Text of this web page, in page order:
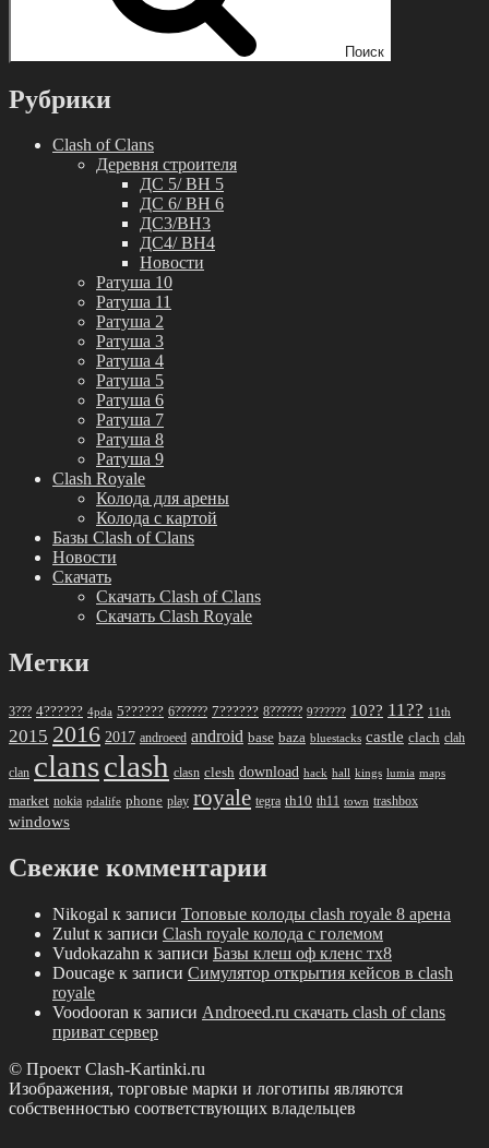
Поиск
Рубрики
Clash of Clans
Деревня строителя
ДС 5/ BH 5
ДС 6/ BH 6
ДС3/BH3
ДС4/ BH4
Новости
Ратуша 10
Ратуша 11
Ратуша 2
Ратуша 3
Ратуша 4
Ратуша 5
Ратуша 6
Ратуша 7
Ратуша 8
Ратуша 9
Clash Royale
Колода для арены
Колода с картой
Базы Clash of Clans
Новости
Скачать
Скачать Clash of Clans
Скачать Clash Royale
Метки
3??? 4?????? 4pda 5?????? 6?????? 7?????? 8?????? 9?????? 10?? 11?? 11th
2015 2016 2017 androeed android base baza bluestacks castle clach clah
clan clansclash clasn clesh download hack hall kings lumia maps
market nokia pdalife phone play royale tegra th10 th11 town trashbox
windows
Свежие комментарии
Nikogal к записи Топовые колоды clash royale 8 арена
Zulut к записи Clash royale колода с големом
Vudokazahn к записи Базы клеш оф кленс тх8
Doucage к записи Симулятор открытия кейсов в clash
royale
Voodooran к записи Androeed.ru скачать clash of clans
приват сервер
© Проект Clash-Kartinki.ru
Изображения, торговые марки и логотипы являются
собственностью соответствующих владельцев